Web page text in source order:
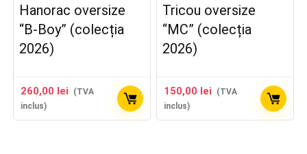
Hanorac oversize
“B-Boy” (colecția
2026)
260,00 lei
(TVA
inclus)
Tricou oversize
“MC” (colecția
2026)
150,00 lei
(TVA
inclus)